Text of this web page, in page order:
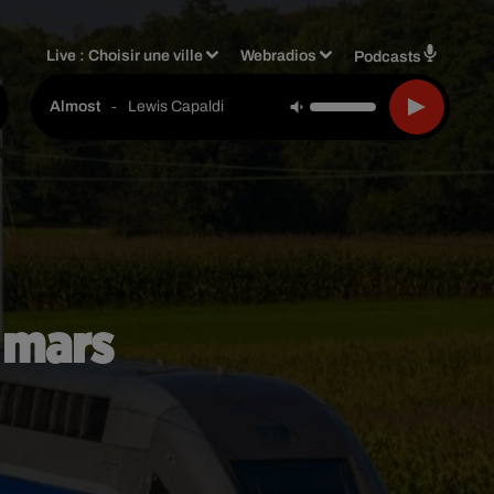
Live :Choisir une ville Webradios Podcasts
Almost - Lewis Capaldi